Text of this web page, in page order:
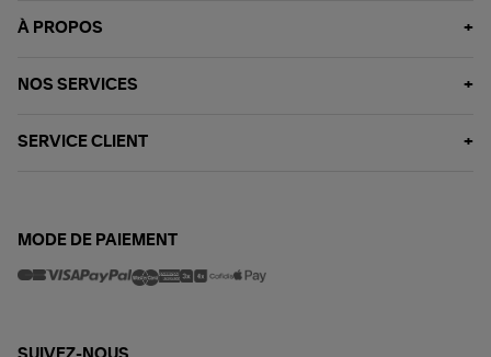
À PROPOS
NOS SERVICES
SERVICE CLIENT
MODE DE PAIEMENT